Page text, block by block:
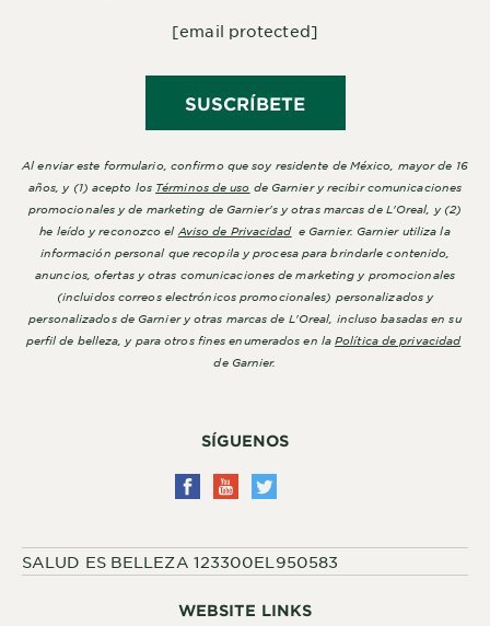
WEBSITE LINKS
SÍGUENOS
SALUD ES BELLEZA 123300EL950583
[email protected]
SUSCRÍBETE
Al enviar este formulario, confirmo que soy residente de México, mayor de 16
años, y (1) acepto los Términos de uso de Garnier y recibir comunicaciones
promocionales y de marketing de Garnier's y otras marcas de L'Oreal, y (2)
he leído y reconozco el Aviso de Privacidade Garnier. Garnier utiliza la
información personal que recopila y procesa para brindarle contenido,
anuncios, ofertas y otras comunicaciones de marketing y promocionales
(incluidos correos electrónicos promocionales) personalizados y
personalizados de Garnier y otras marcas de L'Oreal, incluso basadas en su
perfil de belleza, y para otros fines enumerados en laPolítica de privacidad
de Garnier.